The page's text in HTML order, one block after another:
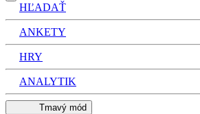
HĽADAŤ
ANKETY
HRY
ANALYTIK
Tmavý mód